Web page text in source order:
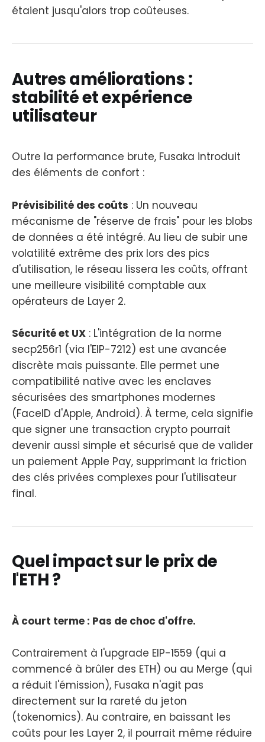
étaient jusqu'alors trop coûteuses.
Autres améliorations :
stabilité et expérience
utilisateur
Outre la performance brute, Fusaka introduit
des éléments de confort :
Prévisibilité des coûts : Un nouveau
mécanisme de "réserve de frais" pour les blobs
de données a été intégré. Au lieu de subir une
volatilité extrême des prix lors des pics
d'utilisation, le réseau lissera les coûts, offrant
une meilleure visibilité comptable aux
opérateurs de Layer 2.
Sécurité et UX : L'intégration de la norme
secp256r1 (via l'EIP-7212) est une avancée
discrète mais puissante. Elle permet une
compatibilité native avec les enclaves
sécurisées des smartphones modernes
(FaceID d'Apple, Android). À terme, cela signifie
que signer une transaction crypto pourrait
devenir aussi simple et sécurisé que de valider
un paiement Apple Pay, supprimant la friction
des clés privées complexes pour l'utilisateur
final.
Quel impact sur le prix de
l'ETH ?
À court terme : Pas de choc d'offre.
Contrairement à l'upgrade EIP-1559 (qui a
commencé à brûler des ETH) ou au Merge (qui
a réduit l'émission), Fusaka n'agit pas
directement sur la rareté du jeton
(tokenomics). Au contraire, en baissant les
coûts pour les Layer 2, il pourrait même réduire